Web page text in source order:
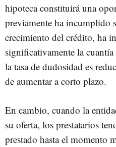
hipoteca constituirá una
previamente ha incumplido
crecimiento del crédito, ha
significativamente la
la tasa de dudosidad es
de aumentar a corto plazo.
En cambio, cuando la
su oferta, los prestatarios
prestado hasta el momento